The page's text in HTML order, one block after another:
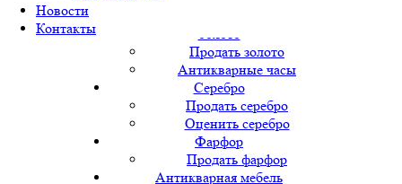
Новости
Контакты
Золото
Продать золото
Антикварные часы
Серебро
Продать серебро
Оценить серебро
Фарфор
Продать фарфор
Антикварная мебель